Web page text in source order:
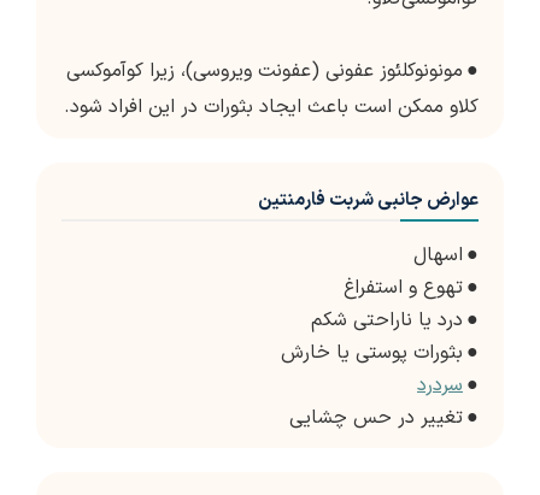
● مونونوکلئوز عفونی (عفونت ویروسی)، زیرا کوآموکسی
کلاو ممکن است باعث ایجاد بثورات در این افراد شود.
عوارض جانبی شربت فارمنتین
● اسهال
●تهوع و استفراغ
● درد یا ناراحتی شکم
● بثورات پوستی یا خارش
●سردرد
●تغییر در حس چشایی